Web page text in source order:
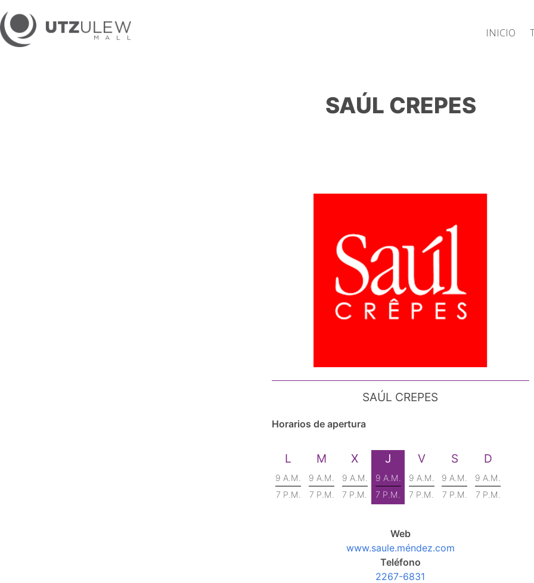
Inicio
SAÚL CREPES
SAÚL CREPES
Horarios de apertura
L
9 A.M.
7 P.M.
M
9 A.M.
7 P.M.
X
9 A.M.
7 P.M.
J
9 A.M.
7 P.M.
V
9 A.M.
7 P.M.
S
9 A.M.
7 P.M.
D
9 A.M.
7 P.M.
Web
www.saule.méndez.com
Teléfono
2267-6831